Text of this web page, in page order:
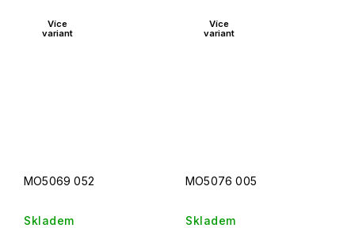
Více
variant
MO5069 052
Skladem
Více
variant
MO5076 005
Skladem